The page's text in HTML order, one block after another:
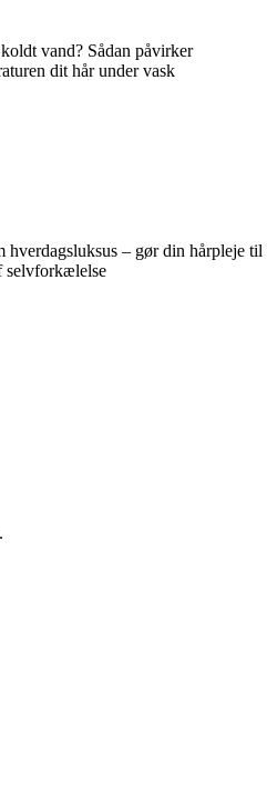
vand? Sådan påvirker
dit hår under vask
hverdagsluksus – gør din hårpleje til
selvforkælelse